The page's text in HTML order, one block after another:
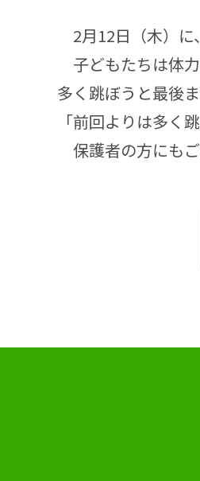
2月12日（木）に
子どもたちは体
多く跳ぼうと最後
「前回よりは多く
保護者の方にも